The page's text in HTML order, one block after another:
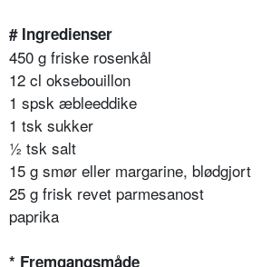
# Ingredienser
450 g friske rosenkål
12 cl oksebouillon
1 spsk æbleeddike
1 tsk sukker
½ tsk salt
15 g smør eller margarine, blødgjort
25 g frisk revet parmesanost
paprika
* Fremgangsmåde